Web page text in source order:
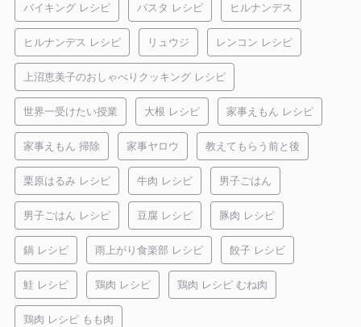
バイキング レシピ パスタ レシピ ヒルナンデス
ヒルナンデス レシピ リュウジ レンコン レシピ
上沼恵美子のおしゃべりクッキング レシピ
世界一受けたい授業 大根 レシピ 家事えもん レシピ
家事えもん 掃除 家事ヤロウ 教えてもらう前と後
栗原はるみ レシピ 牛肉 レシピ 男子ごはん
男子ごはん レシピ 豆腐 レシピ 豚肉 レシピ
鍋 レシピ 雨上がり食楽部 レシピ 餃子 レシピ
鮭 レシピ 鶏肉 レシピ 鶏肉 レシピ むね肉
鶏肉 レシピ もも肉